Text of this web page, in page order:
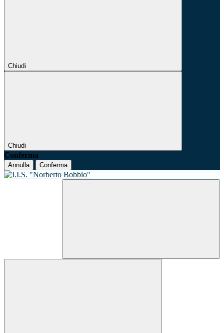
Chiudi
Chiudi
Conferma
Annulla Conferma